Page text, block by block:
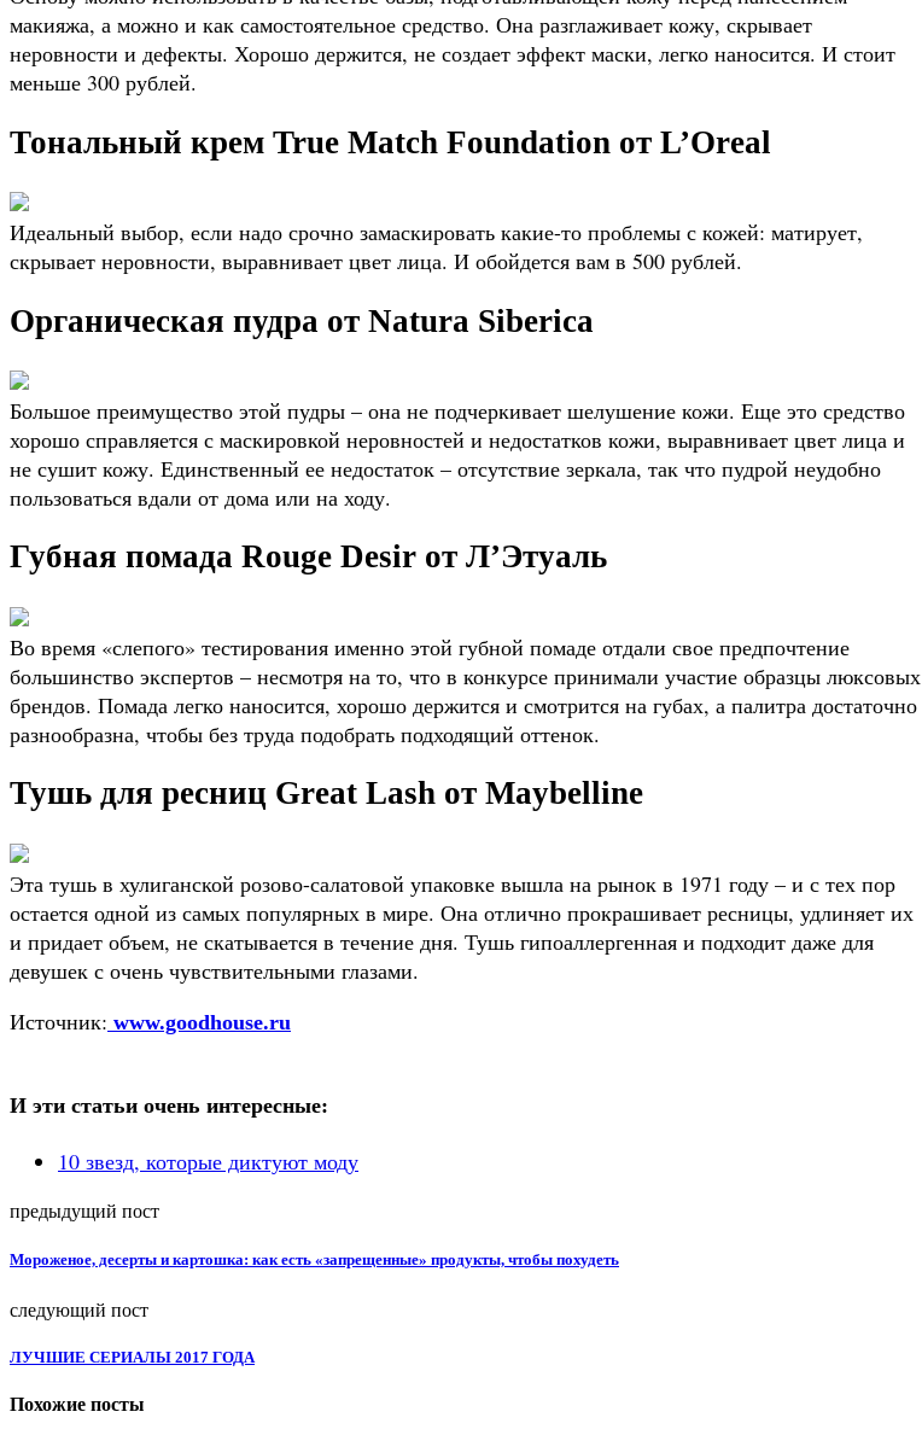
макияжа, а можно и как самостоятельное средство. Она разглаживает кожу, скрывает
неровности и дефекты. Хорошо держится, не создает эффект маски, легко наносится. И стоит
меньше 300 рублей.
Тональный крем True Match Foundation от L’Oreal
Идеальный выбор, если надо срочно замаскировать какие-то проблемы с кожей: матирует,
скрывает неровности, выравнивает цвет лица. И обойдется вам в 500 рублей.
Органическая пудра от Natura Siberica
Большое преимущество этой пудры – она не подчеркивает шелушение кожи. Еще это средство
хорошо справляется с маскировкой неровностей и недостатков кожи, выравнивает цвет лица и
не сушит кожу. Единственный ее недостаток – отсутствие зеркала, так что пудрой неудобно
пользоваться вдали от дома или на ходу.
Губная помада Rouge Desir от Л’Этуаль
Во время «слепого» тестирования именно этой губной помаде отдали свое предпочтение
большинство экспертов – несмотря на то, что в конкурсе принимали участие образцы люксовых
брендов. Помада легко наносится, хорошо держится и смотрится на губах, а палитра достаточно
разнообразна, чтобы без труда подобрать подходящий оттенок.
Тушь для ресниц Great Lash от Maybelline
Эта тушь в хулиганской розово-салатовой упаковке вышла на рынок в 1971 году – и с тех пор
остается одной из самых популярных в мире. Она отлично прокрашивает ресницы, удлиняет их
и придает объем, не скатывается в течение дня. Тушь гипоаллергенная и подходит даже для
девушек с очень чувствительными глазами.
Источник: www.goodhouse.ru
И эти статьи очень интересные:
10 звезд, которые диктуют моду
предыдущий пост
Мороженое, десерты и картошка: как есть «запрещенные» продукты, чтобы похудеть
следующий пост
ЛУЧШИЕ СЕРИАЛЫ 2017 ГОДА
Похожие посты